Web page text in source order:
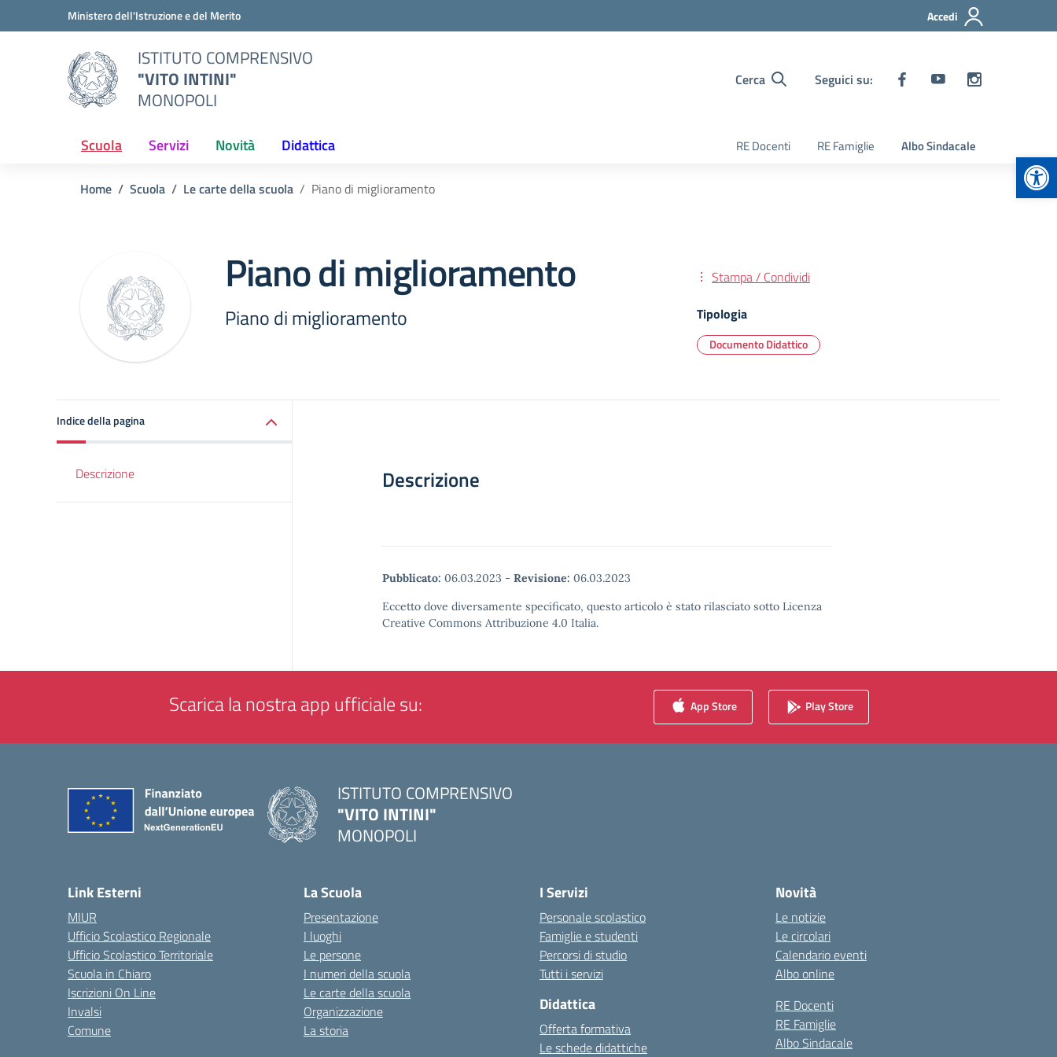
Vai ai contenuti
Vai al menu di navigazioneMinistero dell'Istruzione e del Merito Accedi
ISTITUTO COMPRENSIVO
"VITO INTINI"
MONOPOLI
Cerca Seguici su:
Scuola Servizi Novità Didattica RE Docenti RE Famiglie Albo Sindacale
Home Scuola Le carte della scuola Piano di miglioramento
Piano di miglioramento
Piano di miglioramento
Stampa / Condividi
Tipologia
Documento Didattico
Indice della pagina
Descrizione Descrizione
Pubblicato: 06.03.2023 - Revisione: 06.03.2023
Eccetto dove diversamente specificato, questo articolo è stato rilasciato sotto Licenza
Creative Commons Attribuzione 4.0 Italia.
Scarica la nostra app ufficiale su: App Store Play Store
ISTITUTO COMPRENSIVO
"VITO INTINI"
MONOPOLI
Link Esterni
MIUR
Ufficio Scolastico Regionale
Ufficio Scolastico Territoriale
Scuola in Chiaro
Iscrizioni On Line
Invalsi
Comune
La Scuola
Presentazione
I luoghi
Le persone
I numeri della scuola
Le carte della scuola
Organizzazione
La storia
I Servizi
Personale scolastico
Famiglie e studenti
Percorsi di studio
Tutti i servizi
Didattica
Offerta formativa
Le schede didattiche
Novità
Le notizie
Le circolari
Calendario eventi
Albo online
RE Docenti
RE Famiglie
Albo Sindacale